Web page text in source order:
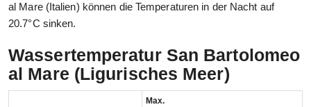
al Mare (Italien) können die Temperaturen in der Nacht auf
20.7°C sinken.
Wassertemperatur San Bartolomeo
al Mare (Ligurisches Meer)
Max.